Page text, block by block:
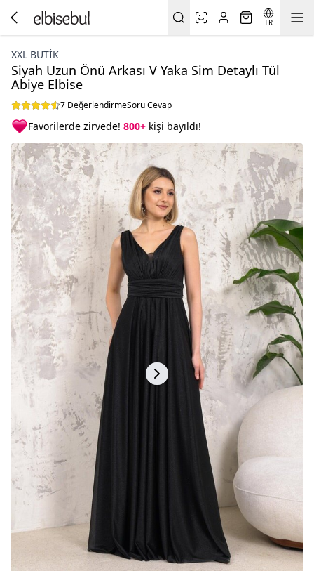
TR
XXL BUTİK
Siyah Uzun Önü Arkası V Yaka Sim Detaylı Tül
Abiye Elbise
7 DeğerlendirmeSoru Cevap
Favorilerde zirvede! 800+ kişi bayıldı!